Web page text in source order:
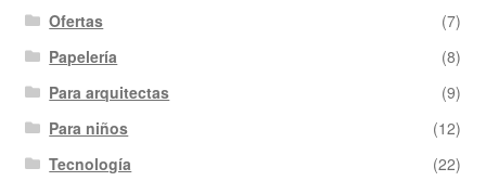
Ofertas
(7)
Papelería
(8)
Para arquitectas
(9)
Para niños
(12)
Tecnología
(22)